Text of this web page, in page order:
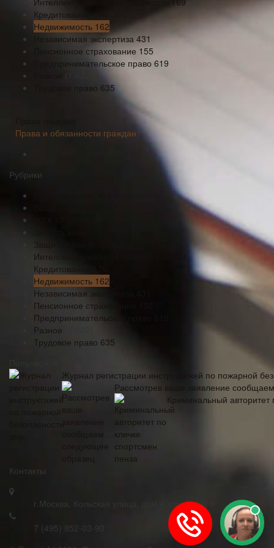
Кредитование
Недвижимость 162
Независимая экспертиза 431
Пенсионное страхование 155
Предпринимательское право 619
Трудовое право 635
Права и обязанности граждан
Рубрики
Интеллектуальная собственность
Кредитование
Недвижимость 162
Независимая экспертиза
Пенсионное страхование
Предпринимательское право
Разное
Трудовое право 635
Журнал регистрации инструктажей по пожарной
Рассмотрев ваше заявление
Криминальный авторитет
Контакты
г.Москва, Кольская улица, дом 4, строение 9
7 (495) 852-03-90